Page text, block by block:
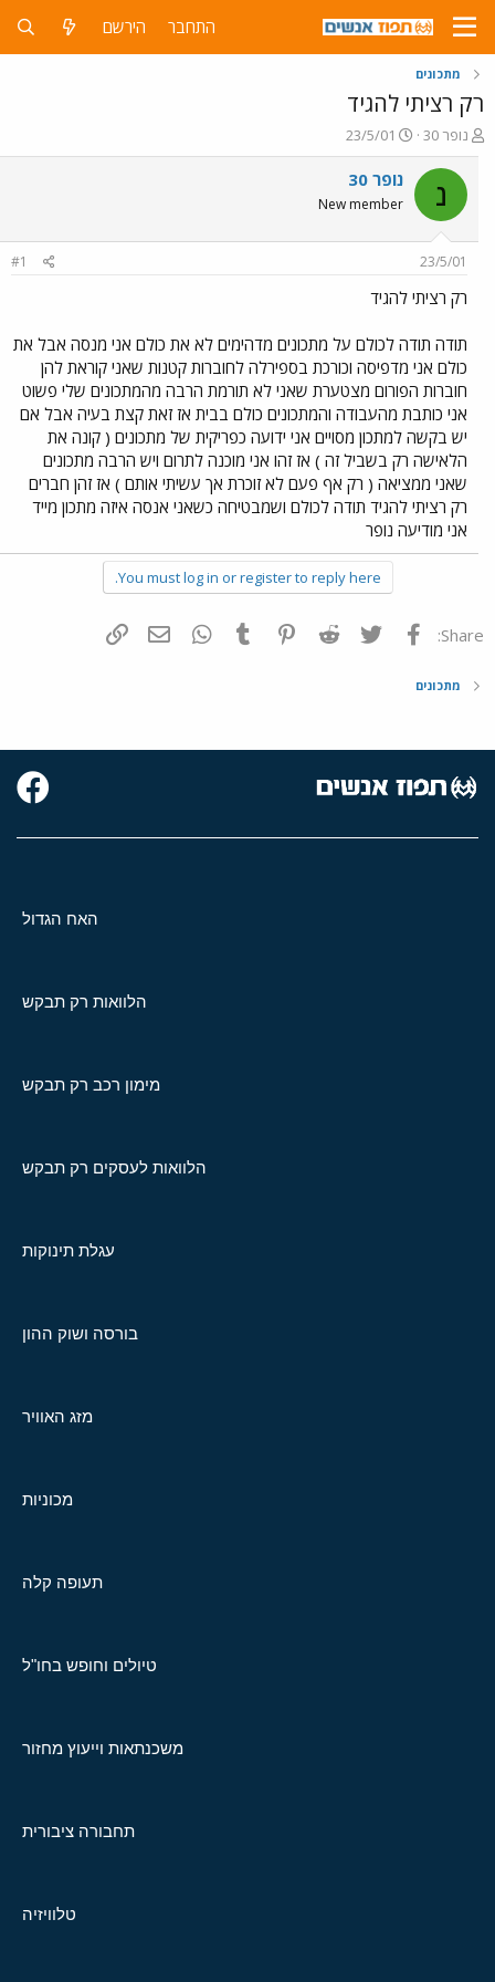
התחבר הירשם
מתכונים
רק רציתי להגיד
פ
ו
ת
ח
ה
ש
א
נופר 30
פ
ו
ר
ם
ר
23/5/01
נ נופר 30
New member
23/5/01
#1
רק רציתי להגיד
תודה תודה לכולם על מתכונים מדהימים לא את כולם אני מנסה אבל את
כולם אני מדפיסה וכורכת בספירלה לחוברות קטנות שאני קוראת להן
חוברות הפורום מצטערת שאני לא תורמת הרבה מהמתכונים שלי פשוט
אני כותבת מהעבודה והמתכונים כולם בבית אז זאת קצת בעיה אבל אם
יש בקשה למתכון מסויים אני ידועה כפריקית של מתכונים ( קונה את
הלאישה רק בשביל זה ) אז זהו אני מוכנה לתרום ויש הרבה מתכונים
שאני ממציאה ( רק אף פעם לא זוכרת אך עשיתי אותם ) אז זהן חברים
רק רציתי להגיד תודה לכולם ושמבטיחה כשאני אנסה איזה מתכון מייד
אני מודיעה נופר
You must log in or register to reply here.
Share: פייסבוק Twitter
Reddit
Pinterest
Tumblr
WhatsAppדואר אלקטרוני
מתכונים
האח הגדול
הלוואות רק תבקש
מימון רכב רק תבקש
הלוואות לעסקים רק תבקש
עגלת תינוקות
בורסה ושוק ההון
מזג האוויר
מכוניות
תעופה קלה
טיולים וחופש בחו"ל
משכנתאות וייעוץ מחזור
תחבורה ציבורית
טלוויזיה